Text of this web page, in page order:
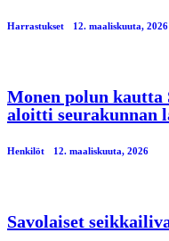
Harrastukset 12. maaliskuuta, 2026
Monen polun
aloitti seurakunnan
Henkilöt 12. maaliskuuta, 2026
Savolaiset